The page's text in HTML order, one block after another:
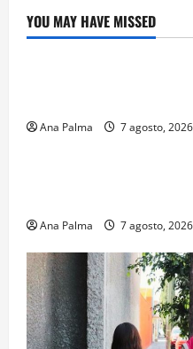
YOU MAY HAVE MISSED
Crítica de Cine
Ana Palma 7 agosto, 2026
Educación
Ana Palma 7 agosto, 2026